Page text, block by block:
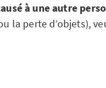
à une autre
la perte d’objets),